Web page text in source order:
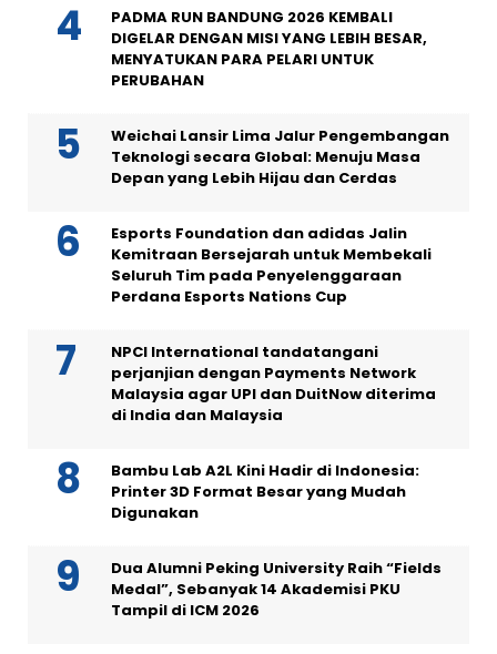
PADMA RUN BANDUNG 2026 KEMBALI
DIGELAR DENGAN MISI YANG LEBIH BESAR,
MENYATUKAN PARA PELARI UNTUK
PERUBAHAN
Weichai Lansir Lima Jalur Pengembangan
Teknologi secara Global: Menuju Masa
Depan yang Lebih Hijau dan Cerdas
Esports Foundation dan adidas Jalin
Kemitraan Bersejarah untuk Membekali
Seluruh Tim pada Penyelenggaraan
Perdana Esports Nations Cup
NPCI International tandatangani
perjanjian dengan Payments Network
Malaysia agar UPI dan DuitNow diterima
di India dan Malaysia
Bambu Lab A2L Kini Hadir di Indonesia:
Printer 3D Format Besar yang Mudah
Digunakan
Dua Alumni Peking University Raih “Fields
Medal”, Sebanyak 14 Akademisi PKU
Tampil di ICM 2026